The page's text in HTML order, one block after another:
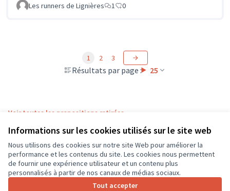
Informations sur les cookies utilisés sur le site web
Nous utilisons des cookies sur notre site Web pour améliorer la
performance et les contenus du site. Les cookies nous permettent
de fournir une expérience utilisateur et un contenu plus
personnalisés à partir de nos canaux de médias sociaux.
Tout accepter
Les runners de Lignières
1 0
Résultats par page : 25
1 2 3
Voir toutes les propositions retirées
Conditions d'utilisation
Paramètres des cookies
CD37 sur X
(Lien externe)
CD37 sur Facebook
CD37 sur Instagram
CD37 sur YouTube
(Lien externe)